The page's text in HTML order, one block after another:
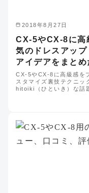
2018年8月27日
CX-5やCX-8に高
気のドレスアッ
アイデアをまとめ
CX-5やCX-8に高級感を
スタマイズ裏技テクニッ
hitoiki（ひといき）な話